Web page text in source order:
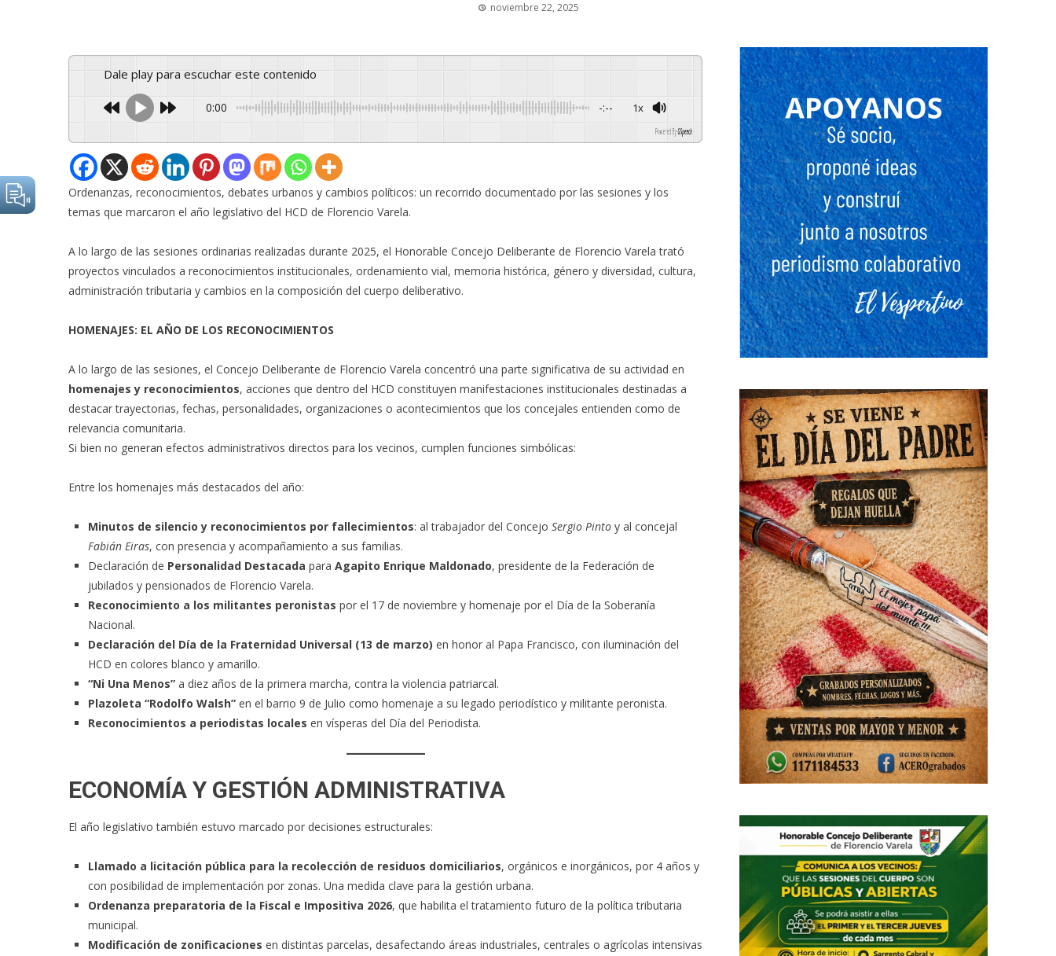
noviembre 22, 2025
Dale play para escuchar este contenido
0:00 -:-- 1x
GSpeech
Ordenanzas, reconocimientos, debates urbanos y cambios políticos: un recorrido documentado por las sesiones y los
temas que marcaron el año legislativo del HCD de Florencio Varela.
A lo largo de las sesiones ordinarias realizadas durante 2025, el Honorable Concejo Deliberante de Florencio Varela trató
proyectos vinculados a reconocimientos institucionales, ordenamiento vial, memoria histórica, género y diversidad, cultura,
administración tributaria y cambios en la composición del cuerpo deliberativo.
HOMENAJES: EL AÑO DE LOS RECONOCIMIENTOS
A lo largo de las sesiones, el Concejo Deliberante de Florencio Varela concentró una parte significativa de su actividad en
homenajes y reconocimientos, acciones que dentro del HCD constituyen manifestaciones institucionales destinadas a
destacar trayectorias, fechas, personalidades, organizaciones o acontecimientos que los concejales entienden como de
relevancia comunitaria.
Si bien no generan efectos administrativos directos para los vecinos, cumplen funciones simbólicas:
Entre los homenajes más destacados del año:
Minutos de silencio y reconocimientos por fallecimientos: al trabajador del Concejo Sergio Pinto y al concejal
Fabián Eiras, con presencia y acompañamiento a sus familias.
Declaración de Personalidad Destacada para Agapito Enrique Maldonado, presidente de la Federación de
jubilados y pensionados de Florencio Varela.
Reconocimiento a los militantes peronistas por el 17 de noviembre y homenaje por el Día de la Soberanía
Nacional.
Declaración del Día de la Fraternidad Universal (13 de marzo) en honor al Papa Francisco, con iluminación del
HCD en colores blanco y amarillo.
“Ni Una Menos” a diez años de la primera marcha, contra la violencia patriarcal.
Plazoleta “Rodolfo Walsh” en el barrio 9 de Julio como homenaje a su legado periodístico y militante peronista.
Reconocimientos a periodistas locales en vísperas del Día del Periodista.
ECONOMÍA Y GESTIÓN ADMINISTRATIVA
El año legislativo también estuvo marcado por decisiones estructurales:
Llamado a licitación pública para la recolección de residuos domiciliarios, orgánicos e inorgánicos, por 4 años y
con posibilidad de implementación por zonas. Una medida clave para la gestión urbana.
Ordenanza preparatoria de la Fiscal e Impositiva 2026, que habilita el tratamiento futuro de la política tributaria
municipal.
Modificación de zonificaciones en distintas parcelas, desafectando áreas industriales, centrales o agrícolas intensivas